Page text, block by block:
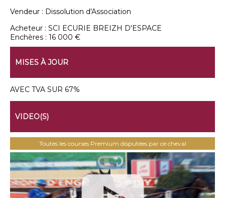
Vendeur : Dissolution d'Association
Acheteur : SCI ECURIE BREIZH D'ESPACE
Enchères : 16 000 €
MISES À JOUR
AVEC TVA SUR 67%
VIDEO(S)
Toutes les courses Premium disputées par ce cheval